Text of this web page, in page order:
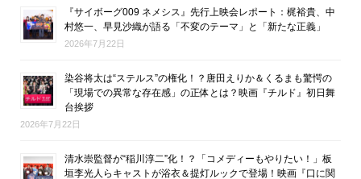
『サイボーグ009 ネメシス』先行上映会レポート：梶裕貴、中
村悠一、早見沙織が語る「不変のテーマ」と「新たな正義」
2026年7月22日
染谷将太は“ステルス”の権化！？唐田えりか＆くるまも驚愕の
「現場での異常な存在感」の正体とは？映画『チルド』初日舞
台挨拶
2026年7月22日
清水崇監督が“稲川淳二”化！？「コメディーもやりたい！」板
垣李光人らキャストが浴衣＆提灯ルックで登場！映画『口に関